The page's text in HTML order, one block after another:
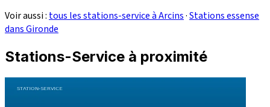
Voir aussi : tous les stations-service à Arcins·Stations essense
dans Gironde
Stations-Service à proximité